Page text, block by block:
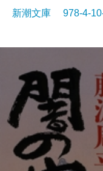
新潮文庫 978-4-